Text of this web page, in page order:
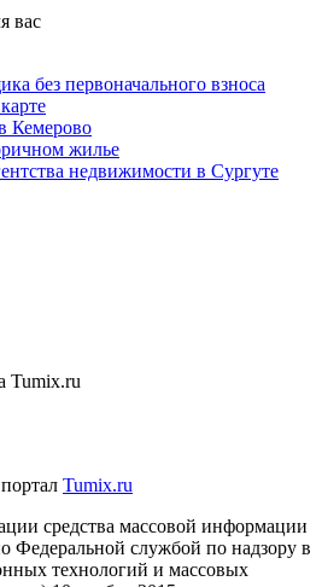
вас
без первоначального взноса
Кемерово
жилье
недвижимости в Сургуте
Tumix.ru
Tumix.ru
средства массовой информации
службой по надзору в
технологий и массовых